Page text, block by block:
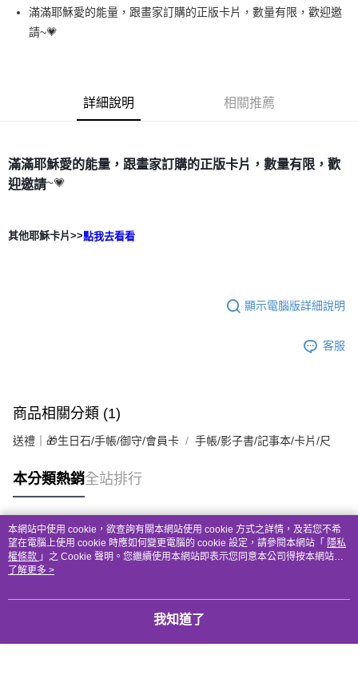
Apple Pay
街口支付
全家取貨付款
每筆NT$80，滿NT$3,000(含以上)免運費
每筆NT$80，滿NT$3,000(含以上)免運費
滿滿耶穌愛的能量，跟畫家訂購的正版卡片，數量有限，歡迎邀
請~💗
詳細說明 相關推薦
滿滿耶穌愛的能量，跟畫家訂購的正版卡片，數量有限，歡
迎邀請~💗
其他耶穌卡片>>點我去看看
顯示電腦版詳細說明
客服
商品相關分類 (1)
送禮｜🎁生日石/手帳/御守/會員卡 手帳/影子書/記事本/卡片/尺
本分類熱銷全站排行
熱門標籤
本網站中使用 cookie，欲查詢有關本網站使用 cookie 方式之詳情，及若您不希
望在電腦上使用 cookie 時應如何變更電腦的 cookie 設定，請參閱本網站「 隱私
權條款 」之 Cookie 聲明。您繼續使用本網站即表示您同意本公司得按本網站使
用條款之 Cookie 聲明使用 cookie。
了解更多 >
我知道了